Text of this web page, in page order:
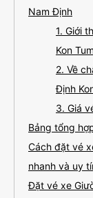
Nam Định
1. Giới
Kon Tum
2. Về
Định
3. Giá
Bảng tổng
Cách đặt vé
nhanh và uy
Đặt vé xe